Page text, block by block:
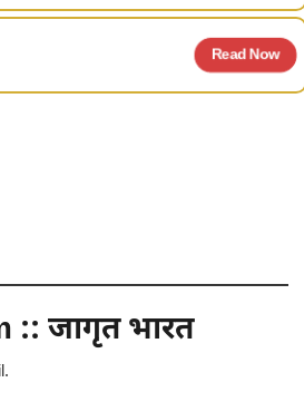
Read Now
जागृत भारत